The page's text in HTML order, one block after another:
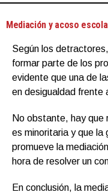
Mediación y acoso
Según los
formar parte de los
evidente que una de
en desigualdad frente
No obstante, hay
es minoritaria y que
promueve la
hora de resolver un
En conclusión, la